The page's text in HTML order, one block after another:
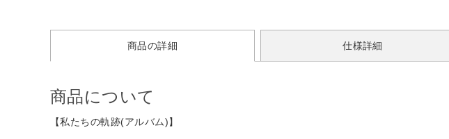
商品の詳細 仕様詳細
商品について
【私たちの軌跡(アルバム)】